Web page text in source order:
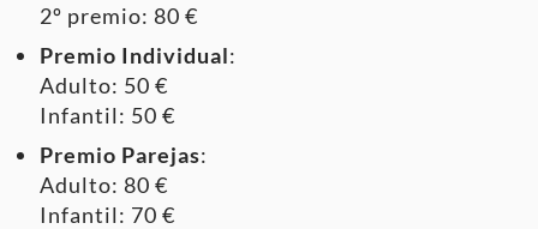
2º premio: 80 €
Premio Individual:
Adulto: 50 €
Infantil: 50 €
Premio Parejas:
Adulto: 80 €
Infantil: 70 €